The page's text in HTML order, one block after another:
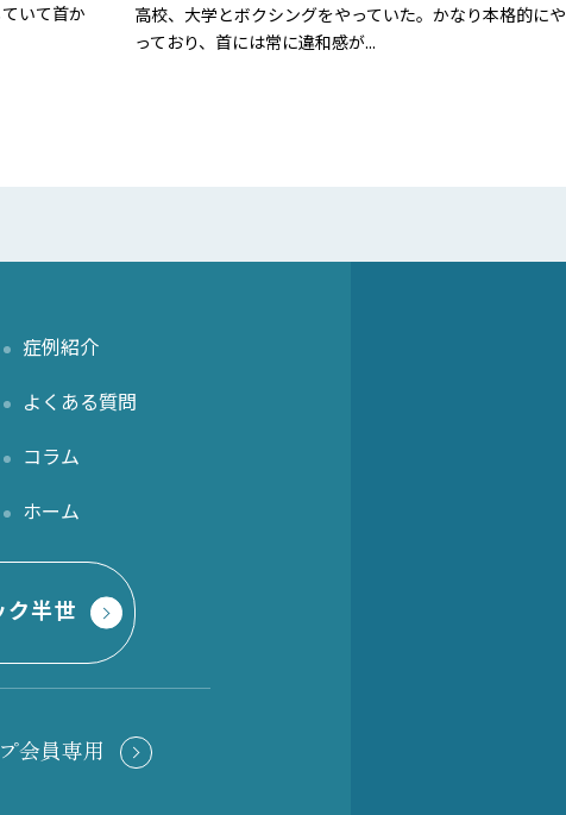
いて首か
高校、大学とボクシングをやっていた。かなり本格的にや
っており、首には常に違和感が...
症例紹介
よくある質問
コラム
ホーム
ク半世
会員専用